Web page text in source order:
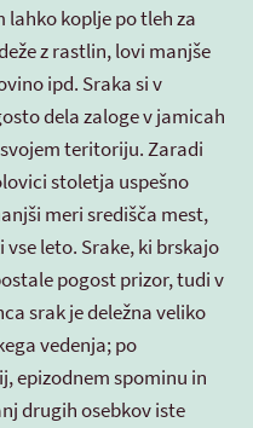
koplje po tleh za
z rastlin, lovi manjše
ipd. Sraka si v
dela zaloge v jamicah
teritoriju. Zaradi
stoletja uspešno
meri središča mest,
leto. Srake, ki brskajo
pogost prizor, tudi v
srak je deležna veliko
vedenja; po
epizodnem spominu in
drugih osebkov iste